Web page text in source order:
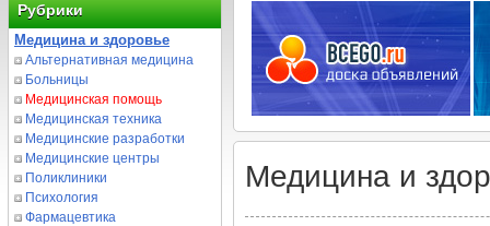
Рубрики
Медицина и здоровье
Альтернативная медицина
Больницы
Медицинская помощь
Медицинская техника
Медицинские разработки
Медицинские центры
Поликлиники
Психология
Фармацевтика
Медицина и